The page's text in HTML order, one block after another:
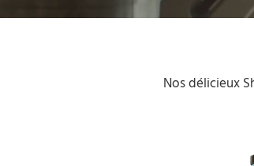
Nos délicieux